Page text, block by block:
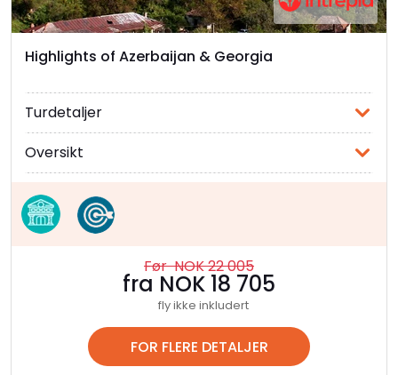
Highlights of Azerbaijan & Georgia
Turdetaljer
Oversikt
Før NOK 22 005
fra NOK 18 705
fly ikke inkludert
FOR FLERE DETALJER